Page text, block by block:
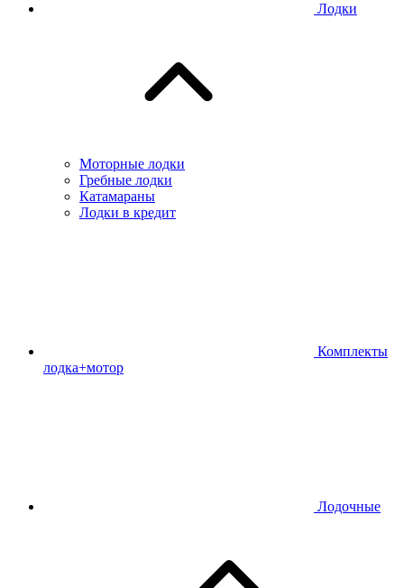
Лодки
Моторные лодки
Гребные лодки
Катамараны
Лодки в кредит
Комплекты
лодка+мотор
Лодочные